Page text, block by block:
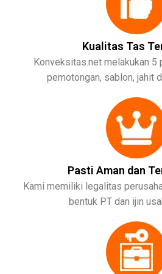
Kualitas Tas
Konveksitas.net melakukan 5
pemotongan, sablon, jahit
Pasti Aman dan
Kami memiliki legalitas
bentuk PT dan ijin